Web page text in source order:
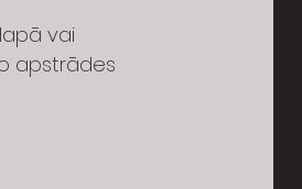
vai
apstrādes